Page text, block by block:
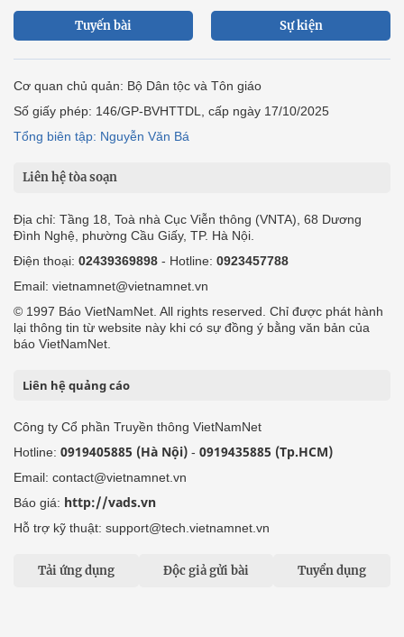
Tuyến bài Sự kiện
Cơ quan chủ quản: Bộ Dân tộc và Tôn giáo
Số giấy phép: 146/GP-BVHTTDL, cấp ngày 17/10/2025
Tổng biên tập: Nguyễn Văn Bá
Liên hệ tòa soạn
Địa chỉ: Tầng 18, Toà nhà Cục Viễn thông (VNTA), 68 Dương
Đình Nghệ, phường Cầu Giấy, TP. Hà Nội.
Điện thoại: 02439369898 - Hotline: 0923457788
Email: vietnamnet@vietnamnet.vn
© 1997 Báo VietNamNet. All rights reserved. Chỉ được phát hành
lại thông tin từ website này khi có sự đồng ý bằng văn bản của
báo VietNamNet.
Liên hệ quảng cáo
Công ty Cổ phần Truyền thông VietNamNet
Hotline: 0919405885 (Hà Nội) - 0919435885 (Tp.HCM)
Email: contact@vietnamnet.vn
Báo giá: http://vads.vn
Hỗ trợ kỹ thuật: support@tech.vietnamnet.vn
Tải ứng dụng Độc giả gửi bài Tuyển dụng